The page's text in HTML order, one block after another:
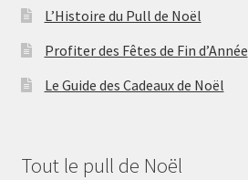
L’Histoire du Pull de Noël
Profiter des Fêtes de Fin d’Année
Le Guide des Cadeaux de Noël
Tout le pull de Noël